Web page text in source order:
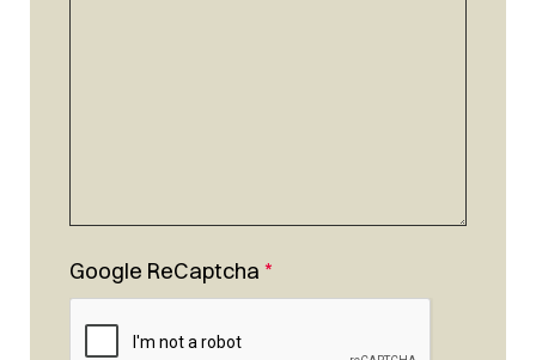
Google ReCaptcha *